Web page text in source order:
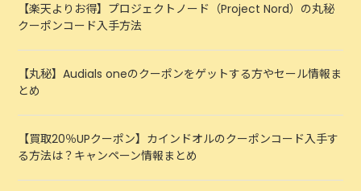
【楽天よりお得】プロジェクトノード（Project Nord）の丸秘
クーポンコード入手方法
【丸秘】Audials oneのクーポンをゲットする方やセール情報ま
とめ
【買取20％UPクーポン】カインドオルのクーポンコード入手す
る方法は？キャンペーン情報まとめ